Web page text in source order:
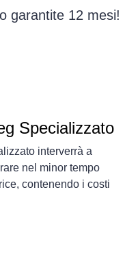
garantite 12 mesi!
Specializzato
interverrà a
nel minor tempo
contenendo i costi